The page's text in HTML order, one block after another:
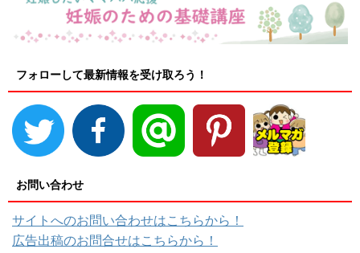
フォローして最新情報を受け取ろう！
お問い合わせ
サイトへのお問い合わせはこちらから！
広告出稿のお問合せはこちらから！